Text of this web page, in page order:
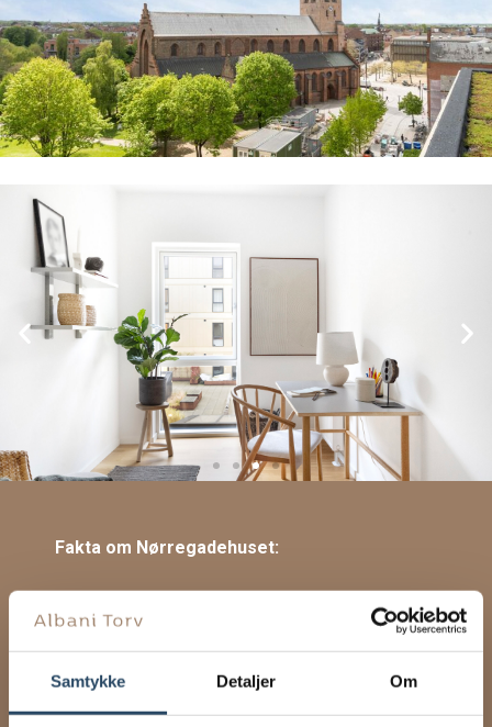
Samtykke Detaljer Om
Fakta om Nørregadehuset:
3-4 værelser
148-160 m2
Stort køkken-alrum med hvidt Designa
Lyse egetræsgulve